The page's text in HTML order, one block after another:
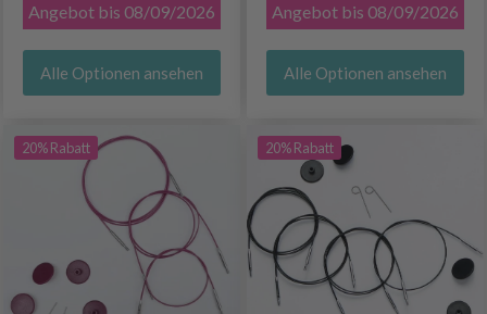
Angebot bis 08/09/2026
Alle Optionen ansehen
Angebot bis 08/09/2026
Alle Optionen ansehen
20% Rabatt 20% Rabatt